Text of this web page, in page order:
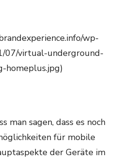
wp-
07/virtual-underground-
homeplus.jpg)
man sagen, dass es noch
für mobile
der Geräte im